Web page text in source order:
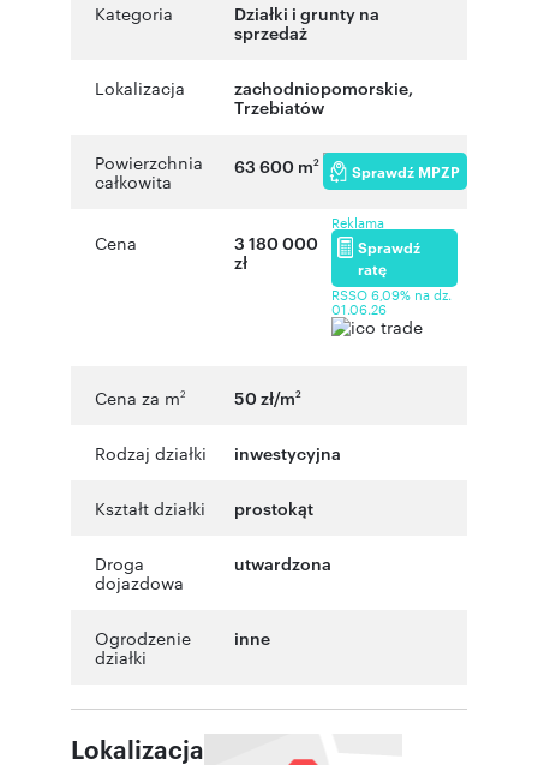
Kategoria
Działki i grunty na
sprzedaż
Lokalizacja zachodniopomorskie,
Trzebiatów
Powierzchnia
całkowita
63 600 m2 Sprawdź MPZP
Cena
3 180 000
zł
Reklama
Sprawdź
ratę
RSSO 6,09% na dz.
01.06.26
Cena za m2 50 zł/m2
Rodzaj działki inwestycyjna
Kształt działki prostokąt
Droga
dojazdowa
utwardzona
Ogrodzenie
działki
inne
Lokalizacja